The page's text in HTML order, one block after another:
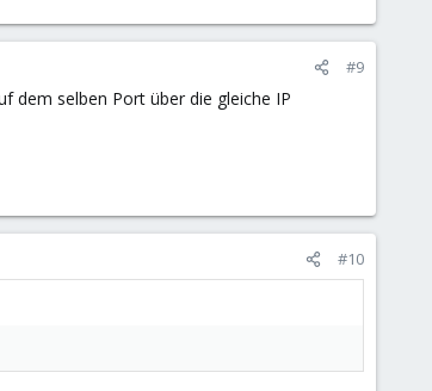
#9
dem selben Port über die gleiche IP
#10